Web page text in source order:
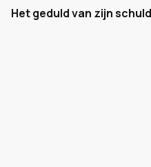
Het geduld van zijn